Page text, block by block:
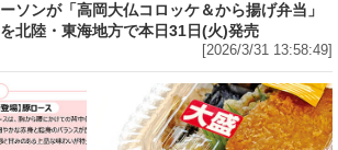
ーソンが「高岡大仏コロッケ＆から揚げ弁当」
を北陸・東海地方で本日31日(火)発売
[2026/3/31 13:58:49]